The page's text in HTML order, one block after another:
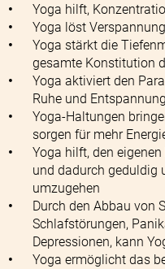
Yoga hilft,
Yoga löst
Yoga stärkt die
gesamte Konstitution
Yoga aktiviert den
Ruhe und
Yoga-Haltungen
sorgen für mehr
Yoga hilft, den
und dadurch geduldig
umzugehen
Durch den Abbau von
Schlafstörungen,
Depressionen, kann
Yoga ermöglicht das